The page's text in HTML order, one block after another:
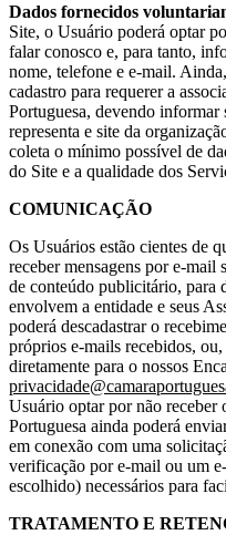
Dados fornecidos
Site, o Usuário poderá optar
falar conosco e, para tanto,
nome, telefone e e-mail.
cadastro para requerer a
Portuguesa, devendo informar
representa e site da
coleta o mínimo possível de
do Site e a qualidade dos
COMUNICAÇÃO
Os Usuários estão cientes de
receber mensagens por e-mail
de conteúdo publicitário, para
envolvem a entidade e seus
poderá descadastrar o
próprios e-mails recebidos,
diretamente para o nossos
Usuário optar por não receber
Portuguesa ainda poderá
em conexão com uma
verificação por e-mail ou um
escolhido) necessários para
TRATAMENTO E